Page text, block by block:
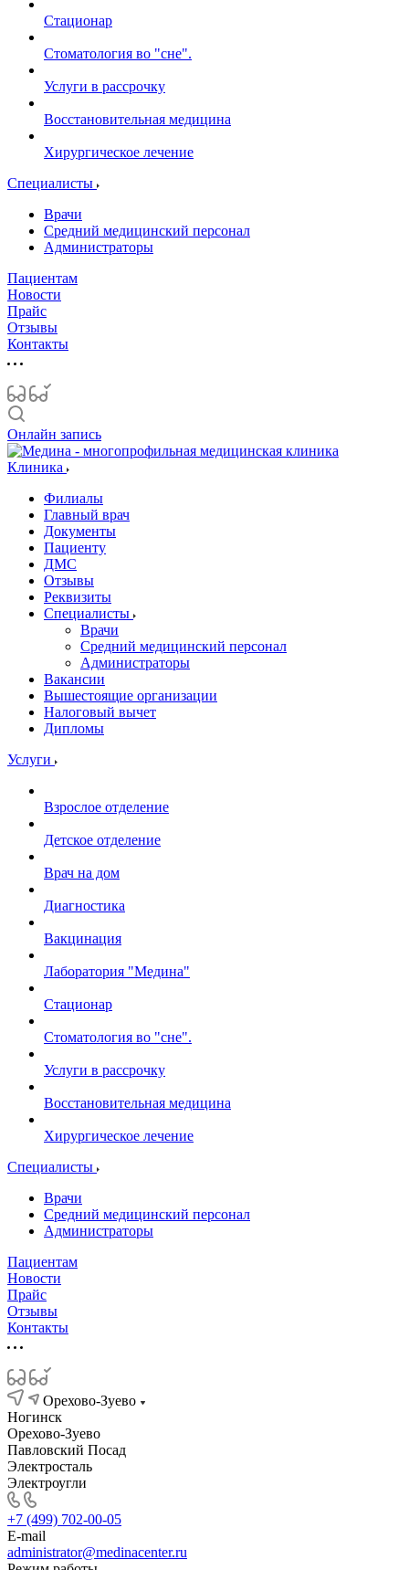
Стационар
Стоматология во "сне".
Услуги в рассрочку
Восстановительная медицина
Хирургическое лечение
Специалисты
Врачи
Средний медицинский персонал
Администраторы
Пациентам
Новости
Прайс
Отзывы
Контакты
Онлайн запись
Клиника
Филиалы
Главный врач
Документы
Пациенту
ДМС
Отзывы
Реквизиты
Специалисты
Врачи
Средний медицинский персонал
Администраторы
Вакансии
Вышестоящие организации
Налоговый вычет
Дипломы
Услуги
Взрослое отделение
Детское отделение
Врач на дом
Диагностика
Вакцинация
Лаборатория "Медина"
Стационар
Стоматология во "сне".
Услуги в рассрочку
Восстановительная медицина
Хирургическое лечение
Специалисты
Врачи
Средний медицинский персонал
Администраторы
Пациентам
Новости
Прайс
Отзывы
Контакты
Орехово-Зуево
Ногинск
Орехово-Зуево
Павловский Посад
Электросталь
Электроугли
+7 (499) 702-00-05
E-mail
administrator@medinacenter.ru